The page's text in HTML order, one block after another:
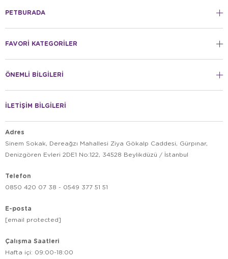
PETBURADA
FAVORİ KATEGORİLER
ÖNEMLİ BİLGİLERİ
İLETİŞİM BİLGİLERİ
Adres
Sinem Sokak, Dereağzı Mahallesi Ziya Gökalp Caddesi, Gürpınar,
Denizgören Evleri 2DE1 No:122, 34528 Beylikdüzü / İstanbul
Telefon
0850 420 07 38 - 0549 377 51 51
E-posta
[email protected]
Çalışma Saatleri
Hafta içi: 09:00-18:00